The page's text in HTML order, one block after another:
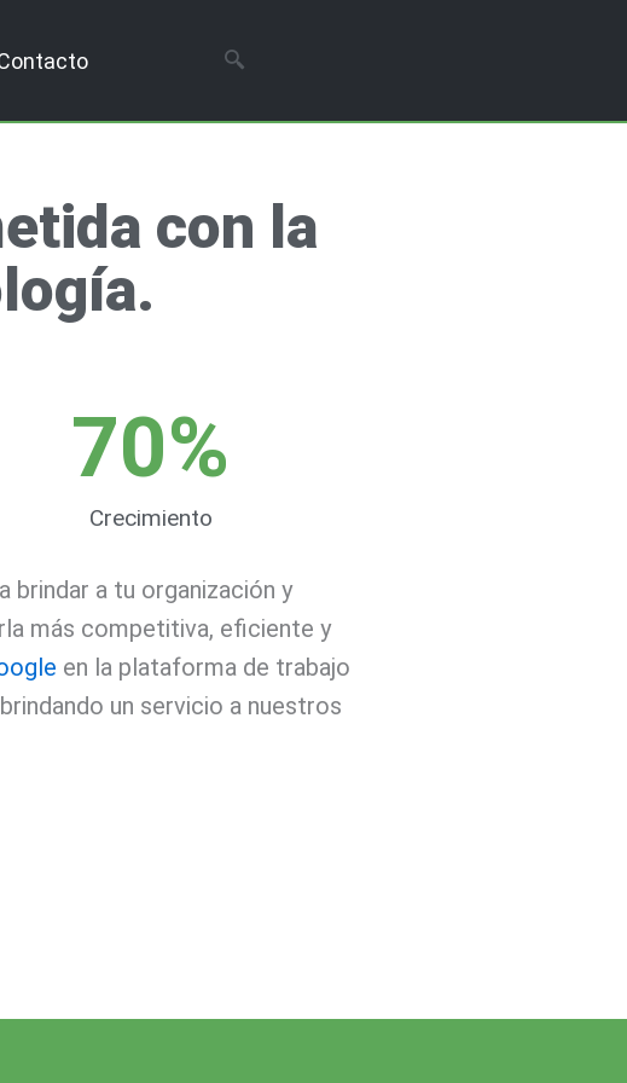
con la
Crecimiento
70%
brindar a tu organización y
más competitiva, eficiente y
en la plataforma de trabajo
un servicio a nuestros